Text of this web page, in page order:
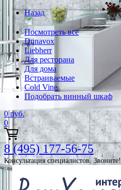
Назад
Посмотреть все
Dunavox
Liebherr
Для ресторана
Для дома
Встраиваемые
Cold Vine
Подобрать винный шкаф
0 руб.
0
8 (495) 177-56-75
Консультация специалистов. Звоните!